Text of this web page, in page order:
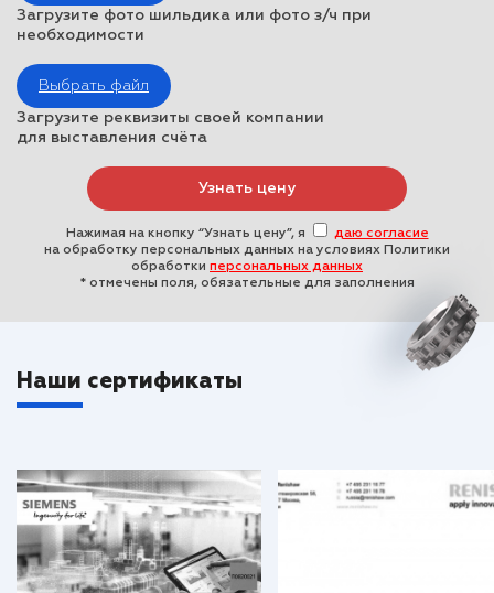
Загрузите фото шильдика или фото з/ч при
необходимости
Выбрать файл
Загрузите реквизиты своей компании
для выставления счёта
Нажимая на кнопку “Узнать цену”, я
даю согласие
на обработку персональных данных на условиях Политики
обработки персональных данных
* отмечены поля, обязательные для заполнения
Наши сертификаты